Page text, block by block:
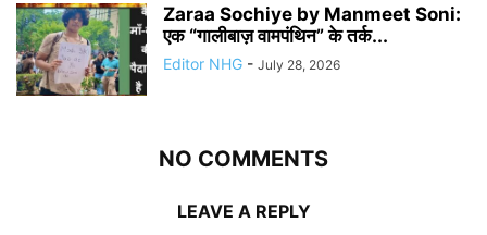
Zaraa Sochiye by Manmeet Soni:
एक “गालीबाज़ वामपंथिन” के तर्क...
Editor NHG - July 28, 2026
NO COMMENTS
LEAVE A REPLY